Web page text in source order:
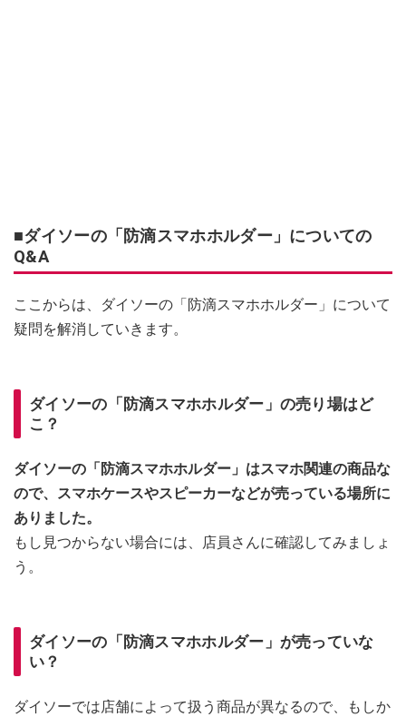
■ダイソーの「防滴スマホホルダー」についての
Q&A
ここからは、ダイソーの「防滴スマホホルダー」について
疑問を解消していきます。
ダイソーの「防滴スマホホルダー」の売り場はど
こ？
ダイソーの「防滴スマホホルダー」はスマホ関連の商品な
ので、スマホケースやスピーカーなどが売っている場所に
ありました。
もし見つからない場合には、店員さんに確認してみましょ
う。
ダイソーの「防滴スマホホルダー」が売っていな
い？
ダイソーでは店舗によって扱う商品が異なるので、もしか